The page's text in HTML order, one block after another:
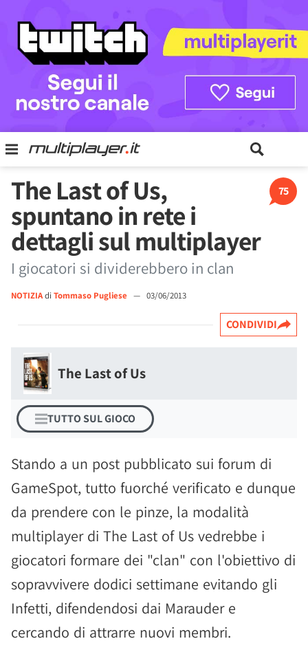
75
The Last of Us,
spuntano in rete i
dettagli sul multiplayer
I giocatori si dividerebbero in clan
NOTIZIAdi Tommaso Pugliese — 03/06/2013
CONDIVIDI
The Last of Us
TUTTO SUL GIOCO
Stando a un post pubblicato sui forum di
GameSpot, tutto fuorché verificato e dunque
da prendere con le pinze, la modalità
multiplayer di The Last of Us vedrebbe i
giocatori formare dei "clan" con l'obiettivo di
sopravvivere dodici settimane evitando gli
Infetti, difendendosi dai Marauder e
cercando di attrarre nuovi membri.